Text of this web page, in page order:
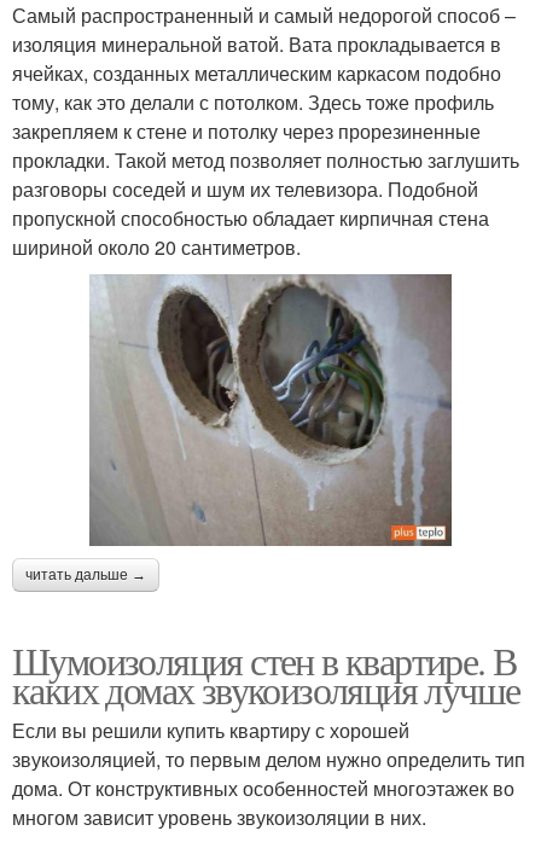
Самый распространенный и самый недорогой способ –
изоляция минеральной ватой. Вата прокладывается в
ячейках, созданных металлическим каркасом подобно
тому, как это делали с потолком. Здесь тоже профиль
закрепляем к стене и потолку через прорезиненные
прокладки. Такой метод позволяет полностью заглушить
разговоры соседей и шум их телевизора. Подобной
пропускной способностью обладает кирпичная стена
шириной около 20 сантиметров.
читать дальше →
Шумоизоляция стен в квартире. В
каких домах звукоизоляция лучше
Если вы решили купить квартиру с хорошей
звукоизоляцией, то первым делом нужно определить тип
дома. От конструктивных особенностей многоэтажек во
многом зависит уровень звукоизоляции в них.